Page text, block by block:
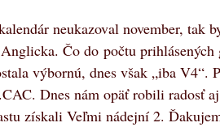
neukazoval november, tak
Čo do počtu prihlásených
výbornú, dnes však „iba V4“.
Dnes nám opäť robili radosť
získali Veľmi nádejní 2.